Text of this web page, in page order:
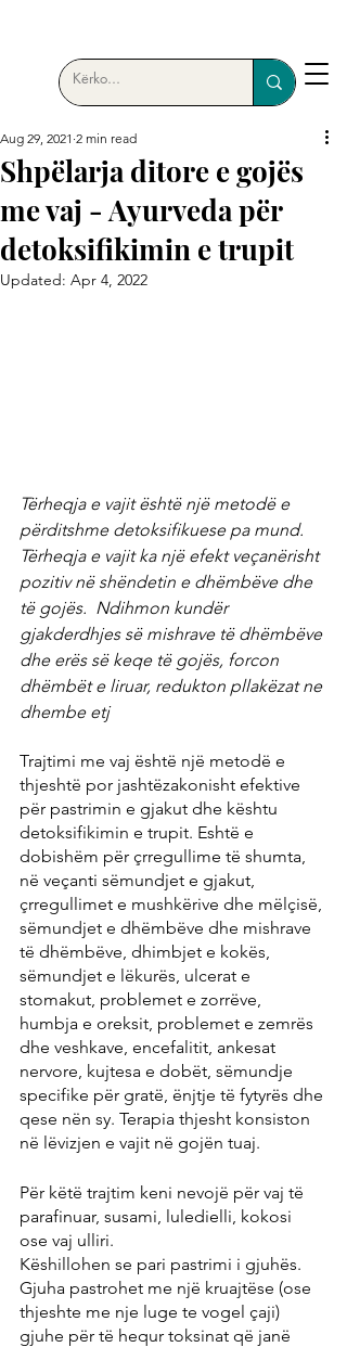
Shpëlarja ditore e gojës
me vaj - Ayurveda për
detoksifikimin e trupit
Aug 29, 2021 2 min read
Updated: Apr 4, 2022
Tërheqja e vajit është një metodë e
përditshme detoksifikuese pa mund.
Tërheqja e vajit ka një efekt veçanërisht
pozitiv në shëndetin e dhëmbëve dhe
të gojës.  Ndihmon kundër
gjakderdhjes së mishrave të dhëmbëve
dhe erës së keqe të gojës, forcon
dhëmbët e liruar, redukton pllakëzat ne
dhembe etj
Trajtimi me vaj është një metodë e
thjeshtë por jashtëzakonisht efektive
për pastrimin e gjakut dhe kështu
detoksifikimin e trupit. Eshtë e
dobishëm për çrregullime të shumta,
në veçanti sëmundjet e gjakut,
çrregullimet e mushkërive dhe mëlçisë,
sëmundjet e dhëmbëve dhe mishrave
të dhëmbëve, dhimbjet e kokës,
sëmundjet e lëkurës, ulcerat e
stomakut, problemet e zorrëve,
humbja e oreksit, problemet e zemrës
dhe veshkave, encefalitit, ankesat
nervore, kujtesa e dobët, sëmundje
specifike për gratë, ënjtje të fytyrës dhe
qese nën sy. Terapia thjesht konsiston
në lëvizjen e vajit në gojën tuaj.
Për këtë trajtim keni nevojë për vaj të
parafinuar, susami, luledielli, kokosi
ose vaj ulliri.
Këshillohen se pari pastrimi i gjuhës.
Gjuha pastrohet me një kruajtëse (ose
thjeshte me nje luge te vogel çaji)
gjuhe për të hequr toksinat që janë